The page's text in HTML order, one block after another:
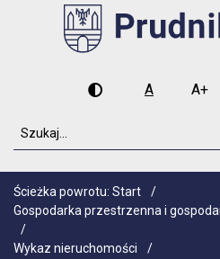
Wysoki kontrast
A
Czcionka
A+
Szukaj
Ścieżka powrotu: Start
/
Gospodarka przestrzenna i
/
Wykaz nieruchomości
/